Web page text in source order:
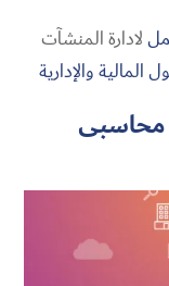
لادارة المنشآت
والإدارية
محاسبى